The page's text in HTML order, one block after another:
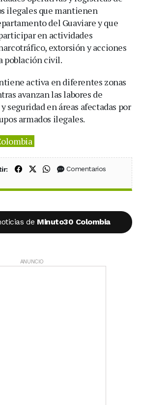
ilegales que mantienen
del Guaviare y que
en actividades
extorsión y acciones
población civil.
activa en diferentes zonas
avanzan las labores de
en áreas afectadas por
armados ilegales.
Compartir en Facebook
Compartir en X (Twitter)
Compartir en WhatsApp
Comentarios
de Minuto30 Colombia
ANUNCIO